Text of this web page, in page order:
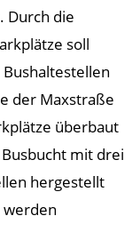
Durch die
soll
der Maxstraße
überbaut
mit drei
hergestellt
werden